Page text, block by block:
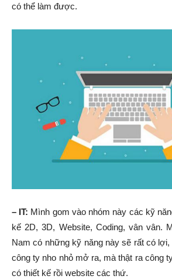
có thể làm được.
– IT: Mình gom vào nhóm này các kỹ
kế 2D, 3D, Website, Coding, vân vân.
Nam có những kỹ năng này sẽ rất có
công ty nho nhỏ mở ra, mà thật ra công
có thiết kế rồi website các thứ.